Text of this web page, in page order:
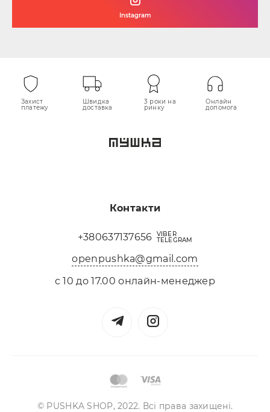
Instagram
Захист
платежу
Швидка
доставка
3 роки на
ринку
Онлайн
допомога
Контакти
+380637137656 VIBER
TELEGRAM
openpushka@gmail.com
с 10 до 17.00 онлайн-менеджер
© PUSHKA SHOP, 2022. Всі права захищені.